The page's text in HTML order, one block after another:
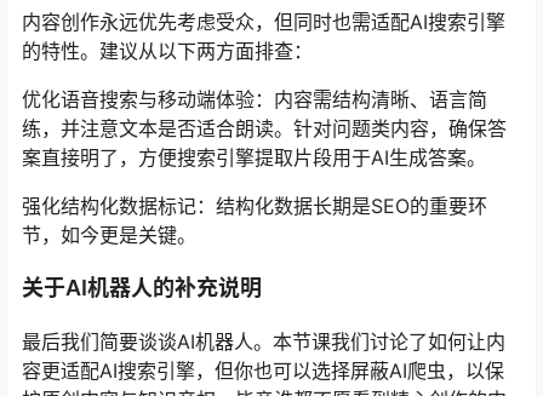
内容创作永远优先考虑受众，但同时也需适配AI搜索引擎
的特性。建议从以下两方面排查：
优化语音搜索与移动端体验：内容需结构清晰、语言简
练，并注意文本是否适合朗读。针对问题类内容，确保答
案直接明了，方便搜索引擎提取片段用于AI生成答案。
强化结构化数据标记：结构化数据长期是SEO的重要环
节，如今更是关键。
关于AI机器人的补充说明
最后我们简要谈谈AI机器人。本节课我们讨论了如何让内
容更适配AI搜索引擎，但你也可以选择屏蔽AI爬虫，以保